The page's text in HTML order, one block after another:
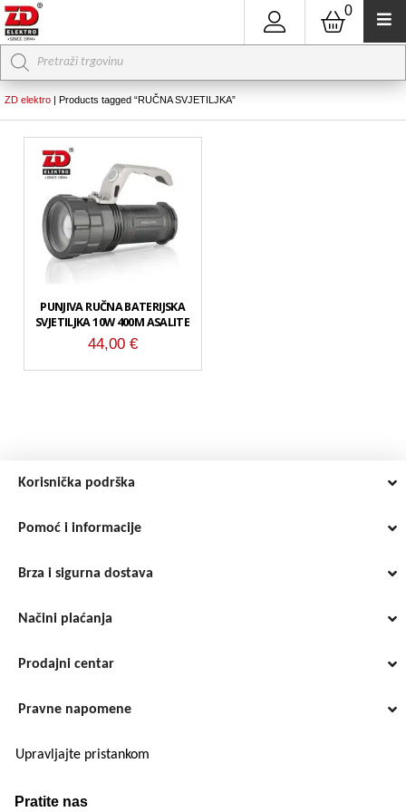
0
Products
search
ZD elektro | Products tagged “RUČNA SVJETILJKA”
PUNJIVA RUČNA BATERIJSKA
SVJETILJKA 10W 400M ASALITE
44,00 €
Korisnička podrška
Pomoć i informacije
Brza i sigurna dostava
Načini plaćanja
Prodajni centar
Pravne napomene
Upravljajte pristankom
Pratite nas